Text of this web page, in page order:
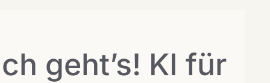
geht’s! KI für